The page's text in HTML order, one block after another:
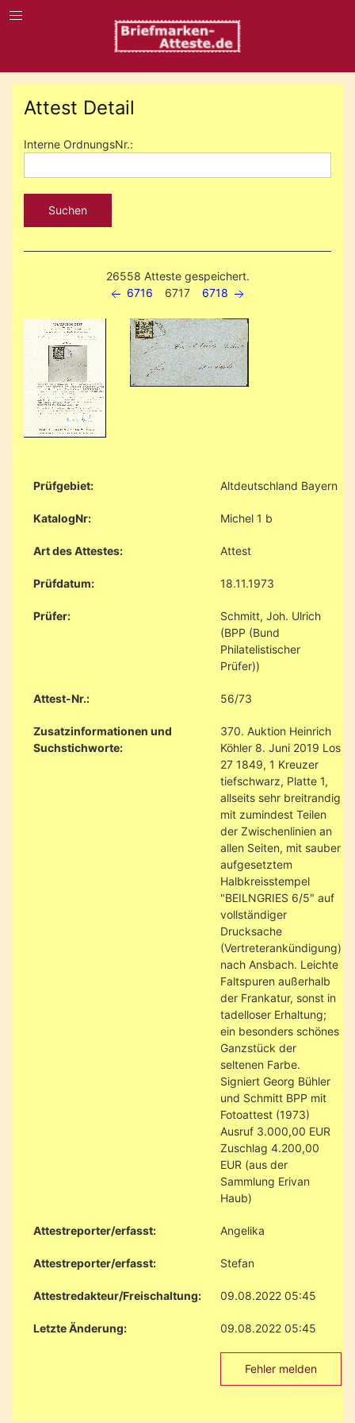
Attest Detail
Interne OrdnungsNr.:
Suchen
26558 Atteste gespeichert.
6716
6717 6718
Prüfgebiet: Altdeutschland Bayern
KatalogNr: Michel 1 b
Art des Attestes: Attest
Prüfdatum: 18.11.1973
Prüfer:
Schmitt, Joh. Ulrich
(BPP (Bund
Philatelistischer
Prüfer))
Attest-Nr.: 56/73
Zusatzinformationen und
Suchstichworte:
370. Auktion Heinrich
Köhler 8. Juni 2019 Los
27 1849, 1 Kreuzer
tiefschwarz, Platte 1,
allseits sehr breitrandig
mit zumindest Teilen
der Zwischenlinien an
allen Seiten, mit sauber
aufgesetztem
Halbkreisstempel
"BEILNGRIES 6/5" auf
vollständiger
Drucksache
(Vertreterankündigung)
nach Ansbach. Leichte
Faltspuren außerhalb
der Frankatur, sonst in
tadelloser Erhaltung;
ein besonders schönes
Ganzstück der
seltenen Farbe.
Signiert Georg Bühler
und Schmitt BPP mit
Fotoattest (1973)
Ausruf 3.000,00 EUR
Zuschlag 4.200,00
EUR (aus der
Sammlung Erivan
Haub)
Attestreporter/erfasst: Angelika
Attestreporter/erfasst: Stefan
Attestredakteur/Freischaltung: 09.08.2022 05:45
Letzte Änderung: 09.08.2022 05:45
Fehler melden